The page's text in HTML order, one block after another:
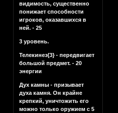
видимость, существенно
понижает способности
игроков, оказавшихся в
ней. - 25
3 уровень.
Телекинез{3} - передвигает
большой предмет. - 20
энергии
Дух камны - призывает
духа камня. Он крайне
крепкий, уничтожить его
можно только оружием с 5